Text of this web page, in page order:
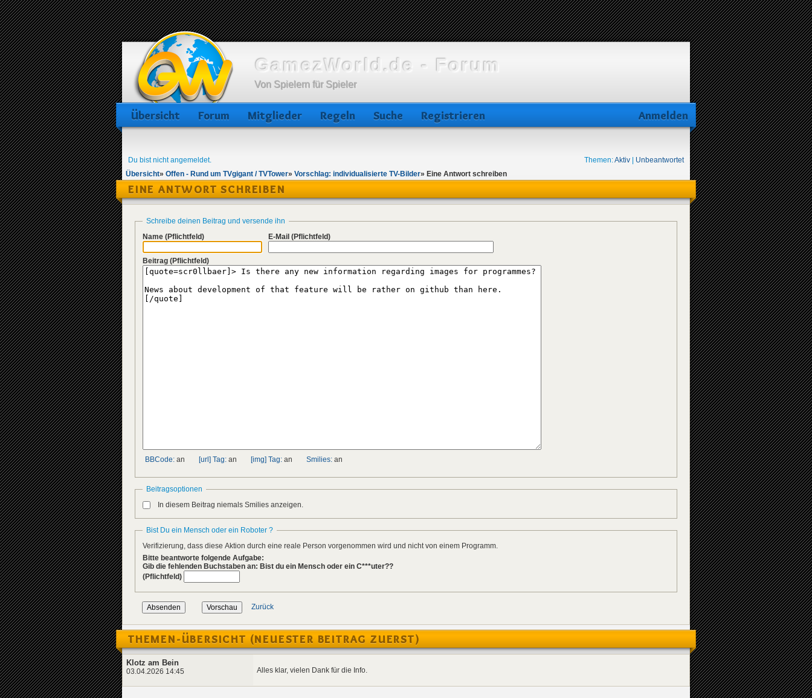
GamezWorld.de - Forum
Von Spielern für Spieler
Übersicht Forum Mitglieder Regeln Suche Registrieren Anmelden
Du bist nicht angemeldet. Themen:Aktiv
Unbeantwortet
Übersicht» Offen - Rund um TVgigant / TVTower» Vorschlag: individualisierte TV-Bilder» Eine Antwort schreiben
EINE ANTWORT SCHREIBEN
Schreibe deinen Beitrag und versende ihn
Name (Pflichtfeld) E-Mail (Pflichtfeld)
Beitrag (Pflichtfeld)
BBCode: an [url] Tag: an [img] Tag: an Smilies: an
Beitragsoptionen
In diesem Beitrag niemals Smilies anzeigen.
Bist Du ein Mensch oder ein Roboter ?
Verifizierung, dass diese Aktion durch eine reale Person vorgenommen wird und nicht von einem Programm.
Bitte beantworte folgende Aufgabe:
Gib die fehlenden Buchstaben an: Bist du ein Mensch oder ein C***uter??
(Pflichtfeld)
Zurück
THEMEN-ÜBERSICHT (NEUESTER BEITRAG ZUERST)
Klotz am Bein
03.04.2026 14:45 Alles klar, vielen Dank für die Info.